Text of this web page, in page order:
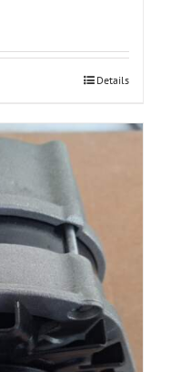
Details